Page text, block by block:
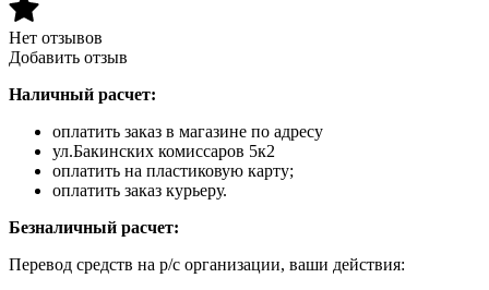
Нет отзывов
Добавить отзыв
Наличный расчет:
оплатить заказ в магазине по адресу
ул.Бакинских комиссаров 5к2
оплатить на пластиковую карту;
оплатить заказ курьеру.
Безналичный расчет:
Перевод средств на р/с организации, ваши действия: